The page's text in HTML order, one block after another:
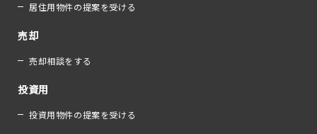
居住用物件の提案を受ける
売却
売却相談をする
投資用
投資用物件の提案を受ける